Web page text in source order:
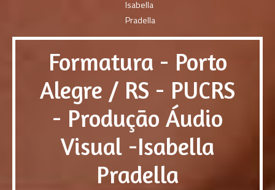
Formatura - Porto
Alegre / RS - PUCRS
- Produção Áudio
Visual -Isabella
Pradella